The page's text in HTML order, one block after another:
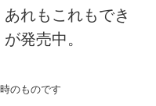
れもこれもでき
発売中。
のものです